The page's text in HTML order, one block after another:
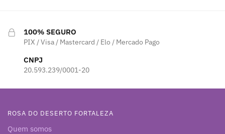
100% SEGURO
PIX / Visa / Mastercard / Elo / Mercado Pago
CNPJ
20.593.239/0001-20
ROSA DO DESERTO FORTALEZA
Quem somos